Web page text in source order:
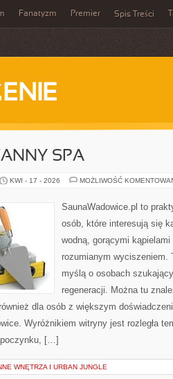
Fanatyzm Premier Spis Treści
SPA
KWI - 17 - 2026 MOŻLIWOŚĆ
SaunaWadowice.pl to
osób, które interesują się
wodną, gorącymi
rozumianym wyciszeniem.
myślą o osobach
regeneracji. Można tu
dla osób z większym
Wyróżnikiem witryny jest rozległa
[…]
WNĘTRZA I URBAN JUNGLE